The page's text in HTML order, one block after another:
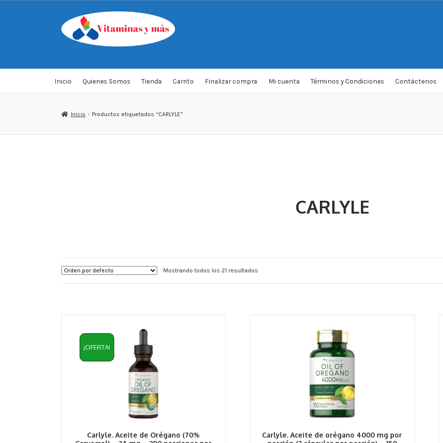
Saltar
a
navegación
al
contenido
Inicio Quienes Somos Tienda Carrito Finalizar compra Mi cuenta Términos y Condiciones Contáctenos
Inicio Productos etiquetados “CARLYLE”
CARLYLE
Mostrando todos los 21 resultados
Carlyle. Aceite de Orégano (70%
¡OFERTA!
Carlyle. Aceite de orégano 4000 mg por